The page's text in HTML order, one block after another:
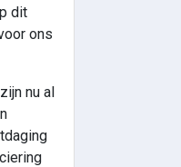
dit
ons
nu al